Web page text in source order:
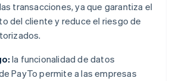
transacciones, ya que garantiza el
del cliente y reduce el riesgo de
la funcionalidad de datos
PayTo permite a las empresas